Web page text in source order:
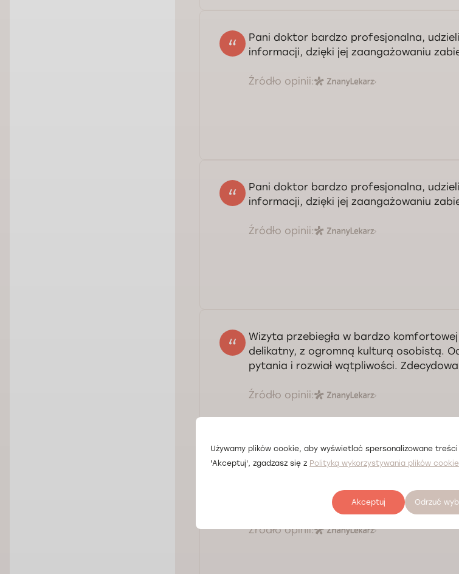
Pani doktor bardzo profesjonalna,
informacji, dzięki jej zaangażowaniu
Źródło opinii:
Kontrola jakości świadczonych usług Doctorpro
Pani doktor bardzo profesjonalna,
informacji, dzięki jej zaangażowaniu
Źródło opinii:
Kontrola jakości świadczonych usług Doctorpro
Wizyta przebiegła w bardzo
delikatny, z ogromną kulturą osobistą.
pytania i rozwiał wątpliwości.
Źródło opinii:
Bardzo przyjemny lekarz, rozładował
Szczegółowo wszystko wyjaśnił.
Źródło opinii:
Używamy plików cookie, aby wyświetlać spersonalizowane
'Akceptuj', zgadzasz się z Polityką wykorzystywania plików
Akceptuj Odrzuć